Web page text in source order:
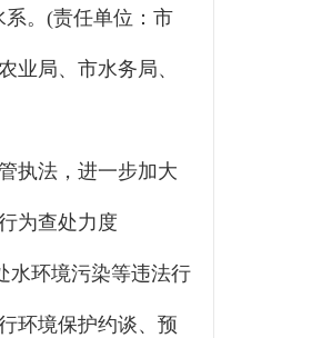
系。(责任单位：市
业局、市水务局、
执法，进一步加大
为查处力度
水环境污染等违法行
环境保护约谈、预